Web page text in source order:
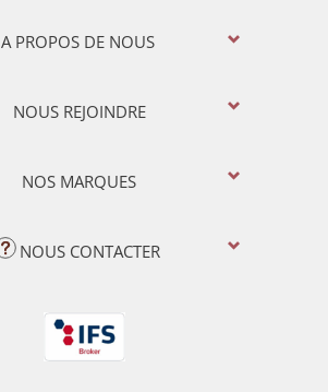
A PROPOS DE NOUS
NOUS REJOINDRE
NOS MARQUES
NOUS CONTACTER